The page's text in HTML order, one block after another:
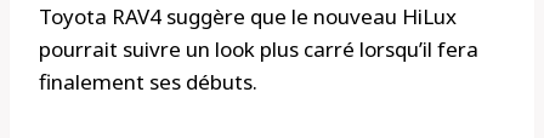
Toyota RAV4 suggère que le nouveau HiLux
pourrait suivre un look plus carré lorsqu’il fera
finalement ses débuts.